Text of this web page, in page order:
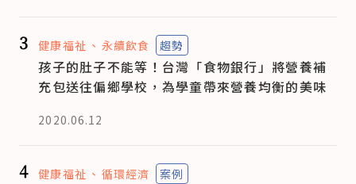
3 健康福祉 永續飲食 趨勢
孩子的肚子不能等！台灣「食物銀行」將營養補
充包送往偏鄉學校，為學童帶來營養均衡的美味
2020.06.12
4 健康福祉 循環經濟 案例